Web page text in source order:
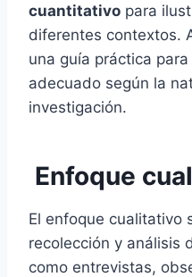
cuantitativo para
diferentes contextos.
una guía práctica
adecuado según la
investigación.
Enfoque
El enfoque cualitativo
recolección y análisis
como entrevistas,